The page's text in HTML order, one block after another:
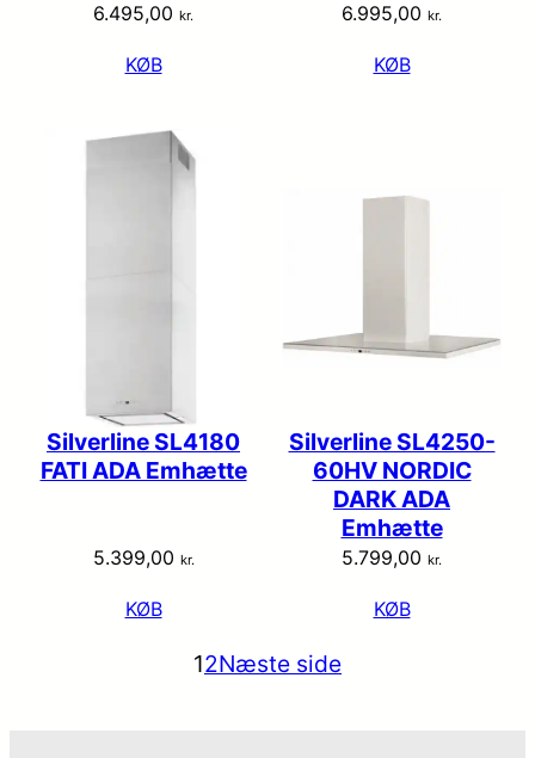
6.495,00 kr.
KØB
6.995,00 kr.
KØB
Silverline SL4180
FATI ADA Emhætte
5.399,00 kr.
KØB
Silverline SL4250-
60HV NORDIC
DARK ADA
Emhætte
5.799,00 kr.
KØB
12Næste side